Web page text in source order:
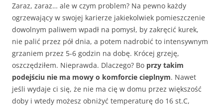
Zaraz, zaraz… ale w czym problem? Na pewno każdy
ogrzewający w swojej karierze jakiekolwiek pomieszczenie
dowolnym paliwem wpadł na pomysł, by zakręcić kurek,
nie palić przez pół dnia, a potem nadrobić to intensywnym
grzaniem przez 5-6 godzin na dobę. Krócej grzeję,
oszczędziłem. Nieprawda. Dlaczego? Bo przy takim
podejściu nie ma mowy o komforcie cieplnym. Nawet
jeśli wydaje ci się, że nie ma cię w domu przez większość
doby i wtedy możesz obniżyć temperaturę do 16 st.C,